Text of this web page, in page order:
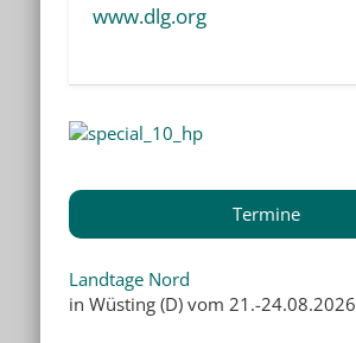
www.dlg.org
Termine
Landtage Nord
in Wüsting (D) vom 21.-24.08.2026